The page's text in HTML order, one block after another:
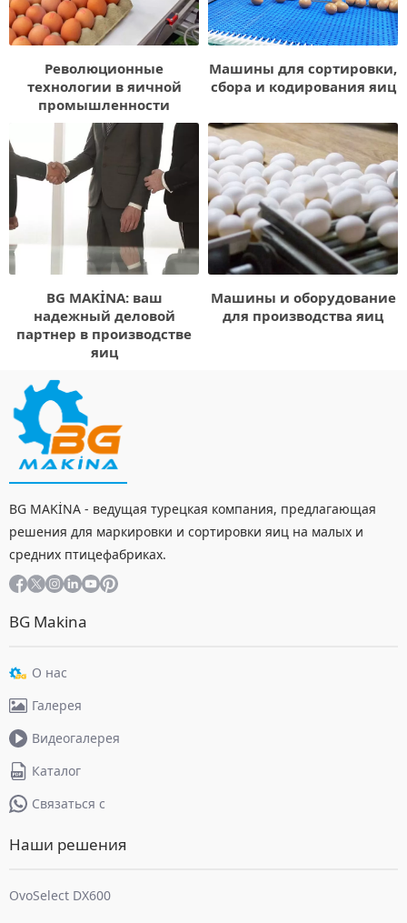
Революционные
технологии в яичной
промышленности
Машины для сортировки,
сбора и кодирования яиц
BG MAKİNA: ваш
надежный деловой
партнер в производстве
яиц
Машины и оборудование
для производства яиц
BG MAKİNA - ведущая турецкая компания, предлагающая
решения для маркировки и сортировки яиц на малых и
средних птицефабриках.
BG Makina
О нас
Галерея
Видеогалерея
Каталог
Связаться с
Наши решения
OvoSelect DX600